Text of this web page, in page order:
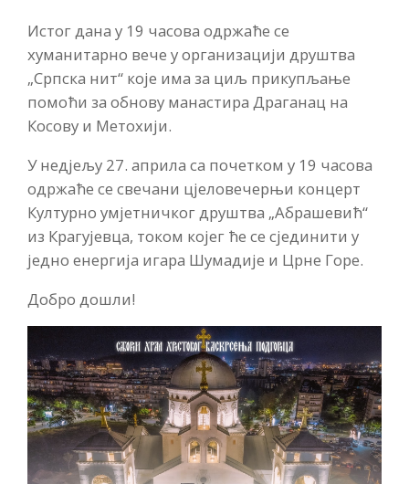
Истог дана у 19 часова одржаће се
хуманитарно вече у организацији друштва
„Српска нит“ које има за циљ прикупљање
помоћи за обнову манастира Драганац на
Косову и Метохији.
У недјељу 27. априла са почетком у 19 часова
одржаће се свечани цјеловечерњи концерт
Културно умјетничког друштва „Абрашевић“
из Крагујевца, током којег ће се сјединити у
једно енергија игара Шумадије и Црне Горе.
Добро дошли!